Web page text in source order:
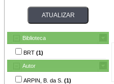
Biblioteca
BRT (1)
Autor
ARPIN, B. da S. (1)